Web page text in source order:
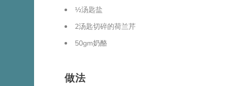
½汤匙盐
2汤匙切碎的荷兰芹
50gm奶酪
做法